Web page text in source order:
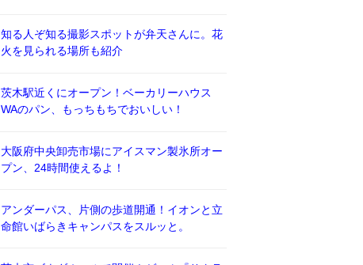
知る人ぞ知る撮影スポットが弁天さんに。花
火を見られる場所も紹介
茨木駅近くにオープン！ベーカリーハウス
WAのパン、もっちもちでおいしい！
大阪府中央卸売市場にアイスマン製氷所オー
プン、24時間使えるよ！
アンダーパス、片側の歩道開通！イオンと立
命館いばらきキャンパスをスルッと。